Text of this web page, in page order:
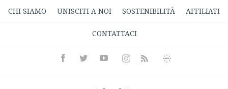
CHI SIAMO UNISCITI A NOI SOSTENIBILITÀ AFFILIATI
CONTATTACI
FacebookTwitterYoutubeInstagramRss
Informativa